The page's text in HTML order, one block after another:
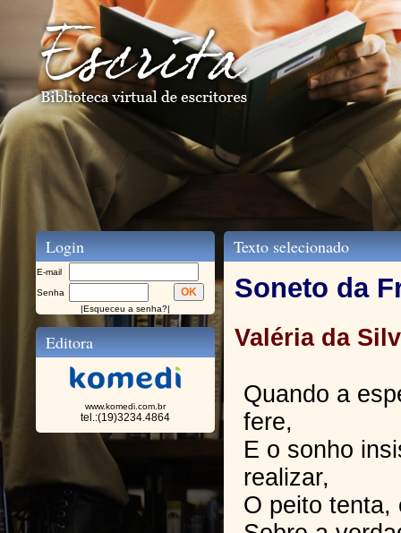
Login
E-mail
Senha
|Esqueceu a senha?|
Editora
www.komedi.com.br
tel.:(19)3234.4864
Texto selecionado
Soneto da
Valéria da
Quando a
fere,
E o sonho
realizar,
O peito tenta,